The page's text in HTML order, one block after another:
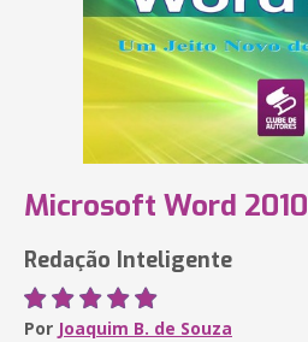
Microsoft Word 2010
Redação Inteligente
Por Joaquim B. de Souza